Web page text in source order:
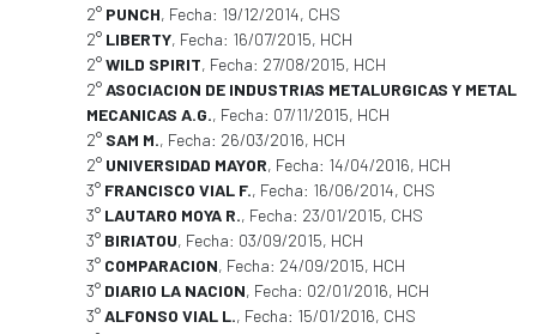
2° PUNCH, Fecha: 19/12/2014, CHS
2° LIBERTY, Fecha: 16/07/2015, HCH
2°WILD SPIRIT, Fecha: 27/08/2015, HCH
2°ASOCIACION DE INDUSTRIAS METALURGICAS Y METAL
MECANICAS A.G., Fecha: 07/11/2015, HCH
2° SAM M., Fecha: 26/03/2016, HCH
2° UNIVERSIDAD MAYOR, Fecha: 14/04/2016, HCH
3° FRANCISCO VIAL F., Fecha: 16/06/2014, CHS
3° LAUTARO MOYA R., Fecha: 23/01/2015, CHS
3° BIRIATOU, Fecha: 03/09/2015, HCH
3° COMPARACION, Fecha: 24/09/2015, HCH
3° DIARIO LA NACION, Fecha: 02/01/2016, HCH
3°ALFONSO VIAL L., Fecha: 15/01/2016, CHS